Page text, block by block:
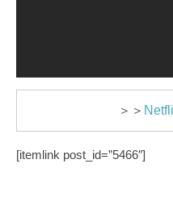
＞＞
[itemlink post_id=”5466″]